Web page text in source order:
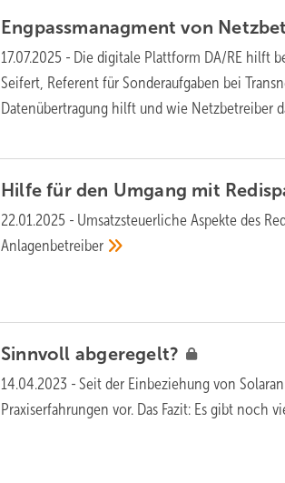
Engpassmanagment von
17.07.2025 - Die digitale Plattform DA/RE hilft
Seifert, Referent für Sonderaufgaben bei
Datenübertragung hilft und wie Netzbetreiber
Hilfe für den Umgang mit
22.01.2025 - Umsatzsteuerliche Aspekte des
Anlagenbetreiber
Sinnvoll abgeregelt?
14.04.2023 - Seit der Einbeziehung von
Praxiserfahrungen vor. Das Fazit: Es gibt noch